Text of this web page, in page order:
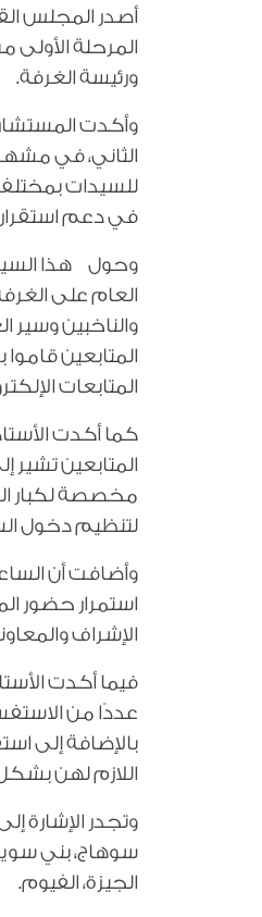
أصدر المجلس
ورئيسة الغرفة.
وأكدت
الثاني، في
للسيدات
في دعم
وحول هذا
العام على
والناخبين وسير
المتابعين
المتابعات
كما أكدت
المتابعين تشير
مخصصة لكبار
لتنظيم دخول
استمرار حضور
الإشراف
عددًا من
بالإضافة إلى
اللازم لهن
سوهاج، بني سويف،
الجيزة، الفيوم.